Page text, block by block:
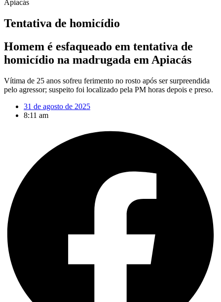
Apiacás
Tentativa de homicídio
Homem é esfaqueado em tentativa de
homicídio na madrugada em Apiacás
Vítima de 25 anos sofreu ferimento no rosto após ser surpreendida
pelo agressor; suspeito foi localizado pela PM horas depois e preso.
31 de agosto de 2025
8:11 am